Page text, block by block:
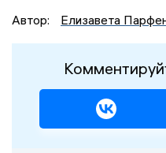
Автор:
Елизавета